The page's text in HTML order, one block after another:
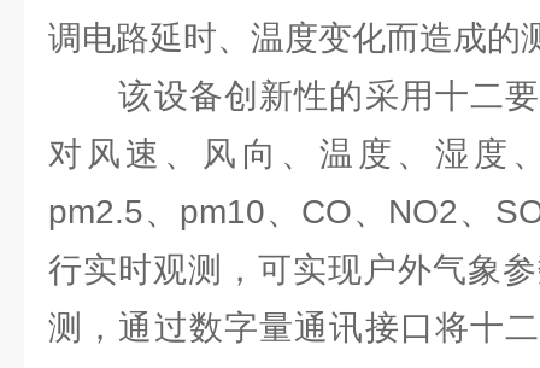
调电路延时、温度变化而造成的
该设备创新性的采用十二要
对风速、风向、温度、湿度
pm2.5、pm10、CO、NO2、
行实时观测，可实现户外气象
测，通过数字量通讯接口将十